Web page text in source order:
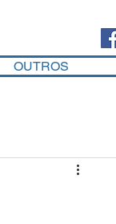
OUTROS